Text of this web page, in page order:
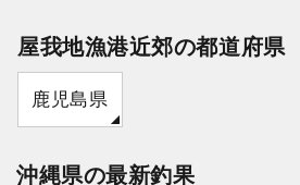
屋我地漁港近郊の都道府県
鹿児島県
沖縄県の最新釣果